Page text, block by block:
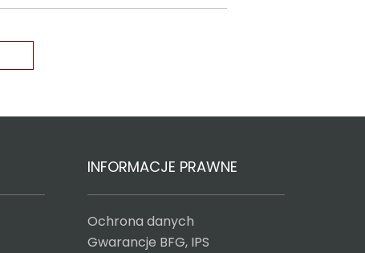
INFORMACJE PRAWNE
Ochrona danych
Gwarancje BFG, IPS